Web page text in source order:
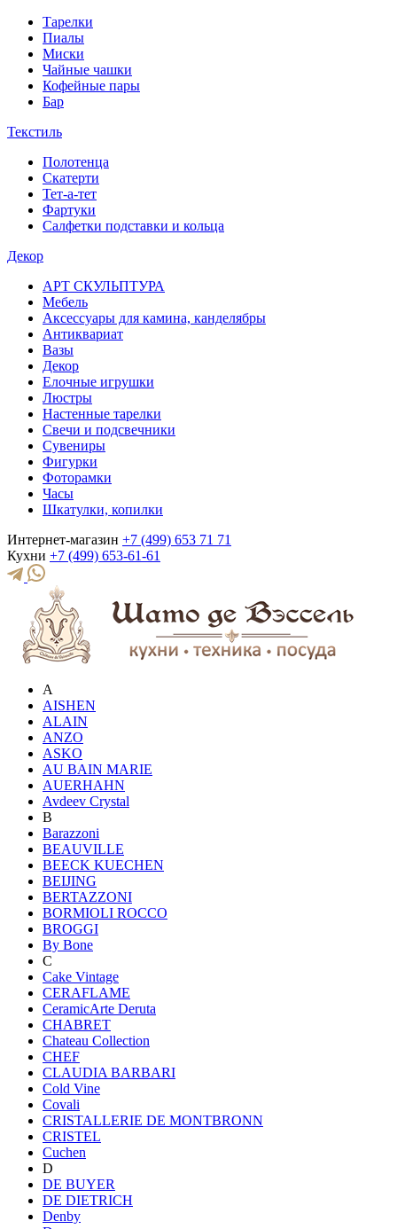
Тарелки
Пиалы
Миски
Чайные чашки
Кофейные пары
Бар
Текстиль
Полотенца
Скатерти
Тет-а-тет
Фартуки
Салфетки подставки и кольца
Декор
АРТ СКУЛЬПТУРА
Мебель
Аксессуары для камина, канделябры
Антиквариат
Вазы
Декор
Елочные игрушки
Люстры
Настенные тарелки
Свечи и подсвечники
Сувениры
Фигурки
Фоторамки
Часы
Шкатулки, копилки
Интернет-магазин +7 (499) 653 71 71
Кухни +7 (499) 653-61-61
A
AISHEN
ALAIN
ANZO
ASKO
AU BAIN MARIE
AUERHAHN
Avdeev Crystal
B
Barazzoni
BEAUVILLE
BEECK KUECHEN
BEIJING
BERTAZZONI
BORMIOLI ROCCO
BROGGI
By Bone
C
Cake Vintage
CERAFLAME
CeramicArte Deruta
CHABRET
Chateau Collection
CHEF
CLAUDIA BARBARI
Cold Vine
Covali
CRISTALLERIE DE MONTBRONN
CRISTEL
Cuchen
D
DE BUYER
DE DIETRICH
Denby